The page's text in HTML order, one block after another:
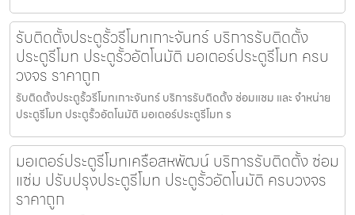
รับติดตั้งประตูรั้วรีโมทเกาะจันทร์ บริการรับติดตั้ง
ประตูรีโมท ประตูรั้วอัตโนมัติ มอเตอร์ประตูรีโมท ครบ
วงจร ราคาถูก
รับติดตั้งประตูรั้วรีโมทเกาะจันทร์ บริการรับติดตั้ง ซ่อมแซม และ จำหน่าย
ประตูรีโมท ประตูรั้วอัตโนมัติ มอเตอร์ประตูรีโมท ร
มอเตอร์ประตูรีโมทเครือสหพัฒน์ บริการรับติดตั้ง ซ่อม
แซ่ม ปรับปรุงประตูรีโมท ประตูรั้วอัตโนมัติ ครบวงจร
ราคาถูก